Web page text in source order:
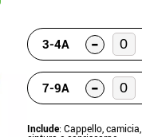
3-4A -
7-9A -
Include: Cappello,